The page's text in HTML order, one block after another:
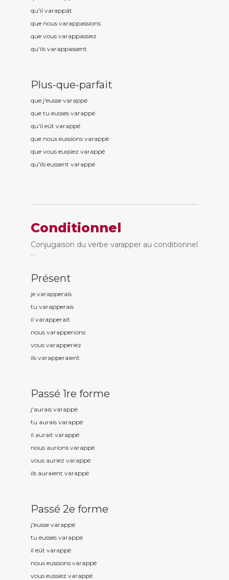
qu'il varappât
que nous varappassions
que vous varappassiez
qu'ils varappassent
Plus-que-parfait
que j'eusse varappé
que tu eusses varappé
qu'il eût varappé
que nous eussions varappé
que vous eussiez varappé
qu'ils eussent varappé
Conditionnel
Conjugaison du verbe varapper au conditionnel
...
Présent
je varapperais
tu varapperais
il varapperait
nous varapperions
vous varapperiez
ils varapperaient
Passé 1re forme
j'aurais varappé
tu aurais varappé
il aurait varappé
nous aurions varappé
vous auriez varappé
ils auraient varappé
Passé 2e forme
j'eusse varappé
tu eusses varappé
il eût varappé
nous eussions varappé
vous eussiez varappé